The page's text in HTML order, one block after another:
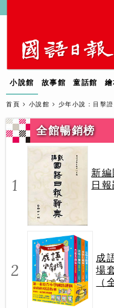
小說館 故事館 童話館
首頁 小說館 少年小說 ：目擊
全館暢銷榜
1
新
日
2
成
場
（